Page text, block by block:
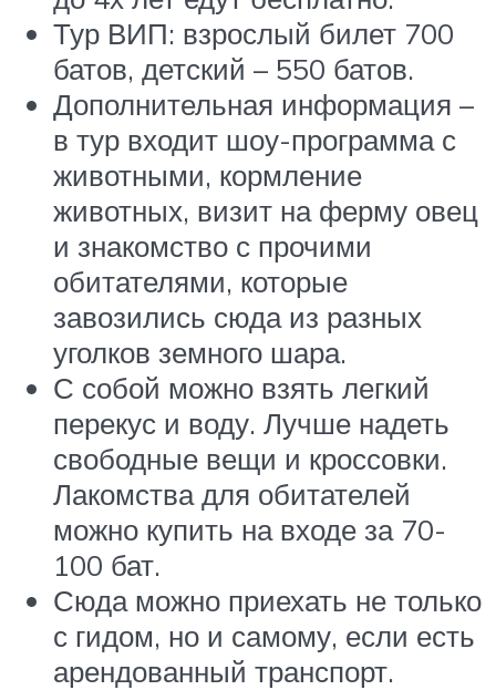
Тур ВИП: взрослый билет 700
батов, детский – 550 батов.
Дополнительная информация –
в тур входит шоу-программа с
животными, кормление
животных, визит на ферму овец
и знакомство с прочими
обитателями, которые
завозились сюда из разных
уголков земного шара.
С собой можно взять легкий
перекус и воду. Лучше надеть
свободные вещи и кроссовки.
Лакомства для обитателей
можно купить на входе за 70-
100 бат.
Сюда можно приехать не только
с гидом, но и самому, если есть
арендованный транспорт.